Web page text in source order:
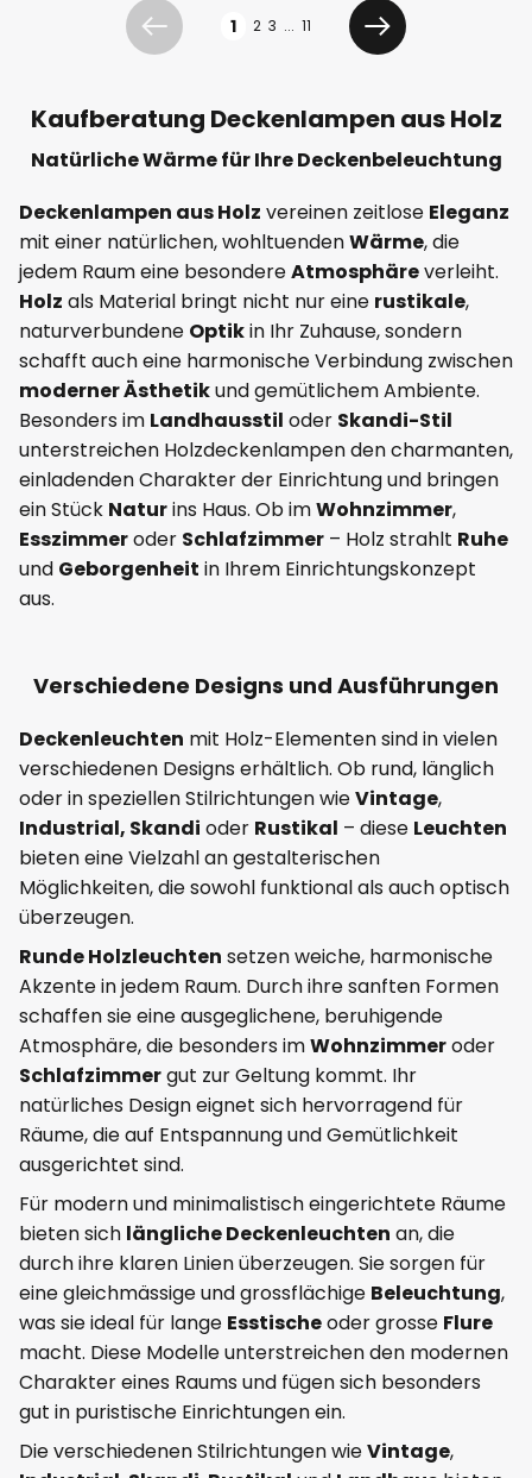
Zurück 1 2 3 ... 11
Weiter
Kaufberatung Deckenlampen aus Holz
Natürliche Wärme für Ihre Deckenbeleuchtung
Deckenlampen aus Holz vereinen zeitlose Eleganz
mit einer natürlichen, wohltuendenWärme, die
jedem Raum eine besondereAtmosphäreverleiht.
Holz als Material bringt nicht nur eine rustikale,
naturverbundene Optikin Ihr Zuhause, sondern
schafft auch eine harmonische Verbindung zwischen
moderner Ästhetikund gemütlichem Ambiente.
Besonders im Landhausstil oder Skandi-Stil
unterstreichen Holzdeckenlampen den charmanten,
einladenden Charakter der Einrichtung und bringen
ein Stück Naturins Haus. Ob imWohnzimmer,
Esszimmeroder Schlafzimmer – Holz strahlt Ruhe
und Geborgenheit in Ihrem Einrichtungskonzept
aus.
Verschiedene Designs und Ausführungen
Deckenleuchten mit Holz-Elementen sind in vielen
verschiedenen Designs erhältlich. Ob rund, länglich
oder in speziellen Stilrichtungen wieVintage,
Industrial, Skandi oder Rustikal – diese Leuchten
bieten eine Vielzahl an gestalterischen
Möglichkeiten, die sowohl funktional als auch optisch
überzeugen.
Runde Holzleuchten setzen weiche, harmonische
Akzente in jedem Raum. Durch ihre sanften Formen
schaffen sie eine ausgeglichene, beruhigende
Atmosphäre, die besonders imWohnzimmeroder
Schlafzimmergut zur Geltung kommt. Ihr
natürliches Design eignet sich hervorragend für
Räume, die auf Entspannung und Gemütlichkeit
ausgerichtet sind.
Für modern und minimalistisch eingerichtete Räume
bieten sich längliche Deckenleuchten an, die
durch ihre klaren Linien überzeugen. Sie sorgen für
eine gleichmässige und grossflächige Beleuchtung,
was sie ideal für lange Esstischeoder grosse Flure
macht. Diese Modelle unterstreichen den modernen
Charakter eines Raums und fügen sich besonders
gut in puristische Einrichtungen ein.
Die verschiedenen Stilrichtungen wieVintage,